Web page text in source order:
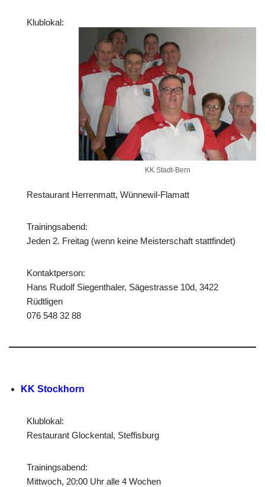
KK Stadt-Bern
Klublokal:
Restaurant Herrenmatt, Wünnewil-Flamatt
Trainingsabend:
Jeden 2. Freitag (wenn keine Meisterschaft stattfindet)
Kontaktperson:
Hans Rudolf Siegenthaler, Sägestrasse 10d, 3422
Rüdtligen
076 548 32 88
KK Stockhorn
Klublokal:
Restaurant Glockental, Steffisburg
Trainingsabend:
Mittwoch, 20:00 Uhr alle 4 Wochen